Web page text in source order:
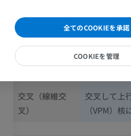
伝達される感覚
主に痛覚お
感覚核から
交叉（線維交
叉）
交叉して上
（VPM）
肩関節MRI
MRI
プレミアム
プレミアム
全てのCOOKIEを承諾
COOKIEを管理